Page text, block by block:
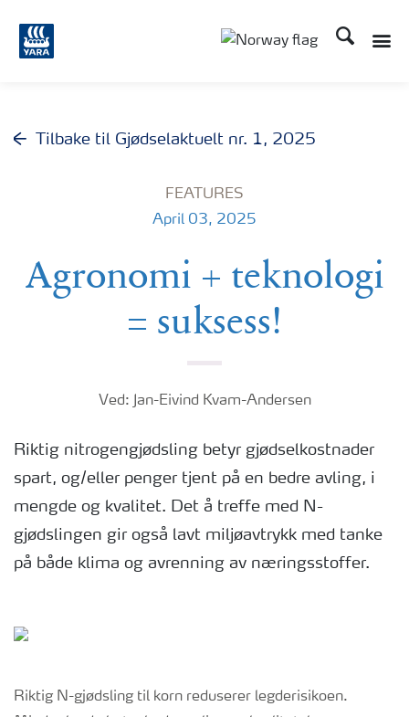
Søk
Tilbake til Gjødselaktuelt nr. 1, 2025
FEATURES
April 03, 2025
Agronomi + teknologi
= suksess!
Ved: Jan-Eivind Kvam-Andersen
Riktig nitrogengjødsling betyr gjødselkostnader
spart, og/eller penger tjent på en bedre avling, i
mengde og kvalitet. Det å treffe med N-
gjødslingen gir også lavt miljøavtrykk med tanke
på både klima og avrenning av næringsstoffer.
Riktig N-gjødsling til korn reduserer legderisikoen.